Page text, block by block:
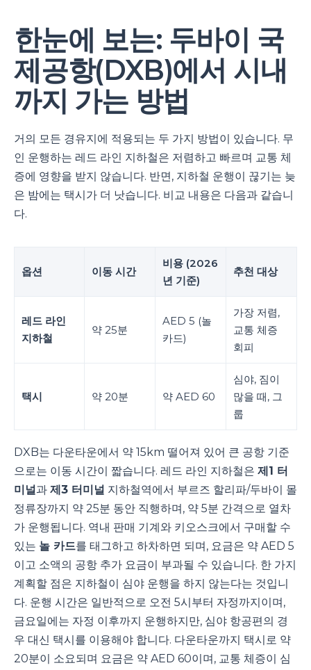
한눈에 보는: 두바이 국
제공항(DXB)에서 시내
까지 가는 방법
거의 모든 경유지에 적용되는 두 가지 방법이 있습니다. 무
인 운행하는 레드 라인 지하철은 저렴하고 빠르며 교통 체
증에 영향을 받지 않습니다. 반면, 지하철 운행이 끊기는 늦
은 밤에는 택시가 더 낫습니다. 비교 내용은 다음과 같습니
다.
옵션 이동 시간
비용 (2026
년 기준)
추천 대상
레드 라인
지하철
약 25분
AED 5 (놀
카드)
가장 저렴,
교통 체증
회피
택시 약 20분 약 AED 60
심야, 짐이
많을 때, 그
룹
DXB는 다운타운에서 약 15km 떨어져 있어 큰 공항 기준
으로는 이동 시간이 짧습니다. 레드 라인 지하철은 제1 터
미널과 제3 터미널 지하철역에서 부르즈 할리파/두바이 몰
정류장까지 약 25분 동안 직행하며, 약 5분 간격으로 열차
가 운행됩니다. 역내 판매 기계와 키오스크에서 구매할 수
있는 놀 카드를 태그하고 하차하면 되며, 요금은 약 AED 5
이고 소액의 공항 추가 요금이 부과될 수 있습니다. 한 가지
계획할 점은 지하철이 심야 운행을 하지 않는다는 것입니
다. 운행 시간은 일반적으로 오전 5시부터 자정까지이며,
금요일에는 자정 이후까지 운행하지만, 심야 항공편의 경
우 대신 택시를 이용해야 합니다. 다운타운까지 택시로 약
20분이 소요되며 요금은 약 AED 60이며, 교통 체증이 심